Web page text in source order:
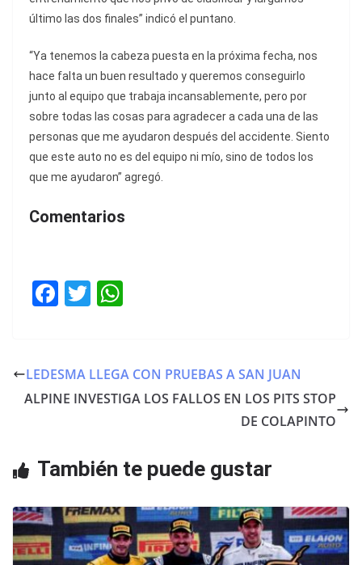
último las dos finales” indicó el puntano.
“Ya tenemos la cabeza puesta en la próxima fecha, nos
hace falta un buen resultado y queremos conseguirlo
junto al equipo que trabaja incansablemente, pero por
sobre todas las cosas para agradecer a cada una de las
personas que me ayudaron después del accidente. Siento
que este auto no es del equipo ni mío, sino de todos los
que me ayudaron” agregó.
Comentarios
F
e
b
k
T
er s
A
LEDESMA LLEGA CON PRUEBAS A SAN JUAN
ALPINE INVESTIGA LOS FALLOS EN LOS PITS STOP
DE COLAPINTO
También te puede gustar